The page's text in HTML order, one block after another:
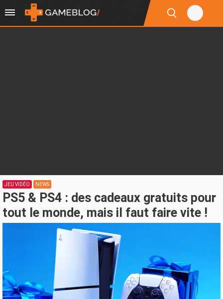
JEU VIDÉO NEWS
PS5 & PS4 : des cadeaux gratuits pour
tout le monde, mais il faut faire vite !